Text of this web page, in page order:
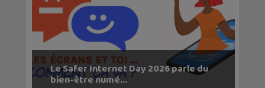
Le Safer Internet Day 2026 parle du
bien-être numé...